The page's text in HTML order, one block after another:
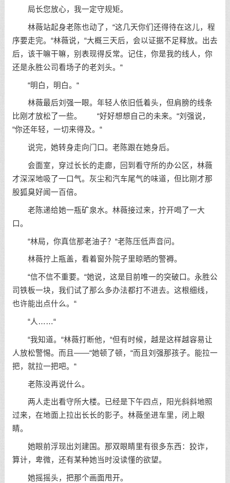
局长您放心，我一定守规矩。
林薇站起身老陈也动了，“这几天你们还得待在这儿，程
序要走完。“林薇说，“大概三天后，会以证据不足释放。出去
后，该干嘛干嘛，别表现得反常。记住，你是我的线人，你
还是永胜公司看场子的老刘头。“
“明白，明白。“
林薇最后刘强一眼。年轻人依旧低着头，但肩膀的线条
比刚才放松了一些。 “好好想想自己的未来。“刘强说，
“你还年轻，一切来得及。“
说完，她转身走向门口。老陈跟在她身后。
会面室，穿过长长的走廊，回到看守所的办公区，林薇
才深深地吸了一口气。灰尘和汽车尾气的味道，但比刚才那
股狐臭好闻一百倍。
老陈递给她一瓶矿泉水。林薇接过来，拧开喝了一大
口。
“林局，你真信那老油子？“老陈压低声音问。
林薇拧上瓶盖，看着窗外院子里晾晒的警褥。
“信不信不重要。“她说，这是目前唯一的突破口。永胜公
司铁板一块，我们试了那么多办法都打不进去。这根细线，
也许能出点什么。“
“人……“
“我知道。“林薇打断他，“但有时候，越是这样越容易让
人放松警惕。而且——“她顿了顿，“而且刘强那孩子。能拉一
把，就拉一把吧。“
老陈没再说什么。
两人走出看守所大楼。已经是下午四点，阳光斜斜地照
过来，在地面上拉出长长的影子。林薇坐进车里，闭上眼
睛。
她眼前浮现出刘建国。那双眼睛里有很多东西：狡诈，
算计，卑微，还有某种她当时没读懂的欲望。
她摇摇头，把那个画面甩开。